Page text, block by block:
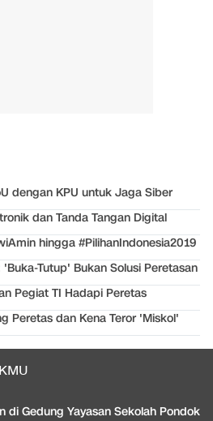
dengan KPU untuk Jaga Siber
dan Tanda Tangan Digital
hingga #PilihanIndonesia2019
Tutup' Bukan Solusi Peretasan
Pegiat TI Hadapi Peretas
Peretas dan Kena Teror 'Miskol'
di Gedung Yayasan Sekolah Pondok